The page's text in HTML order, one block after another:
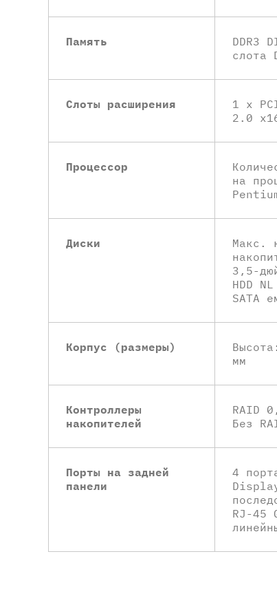
Память
DDR3
слота
Слоты расширения
1 х
2.0
Процессор
на
Диски
Макс.
3,5-
HDD
SATA
Корпус (размеры)
мм
Контроллеры
накопителей
RAID
Без
Порты на задней
панели
4
RJ-45